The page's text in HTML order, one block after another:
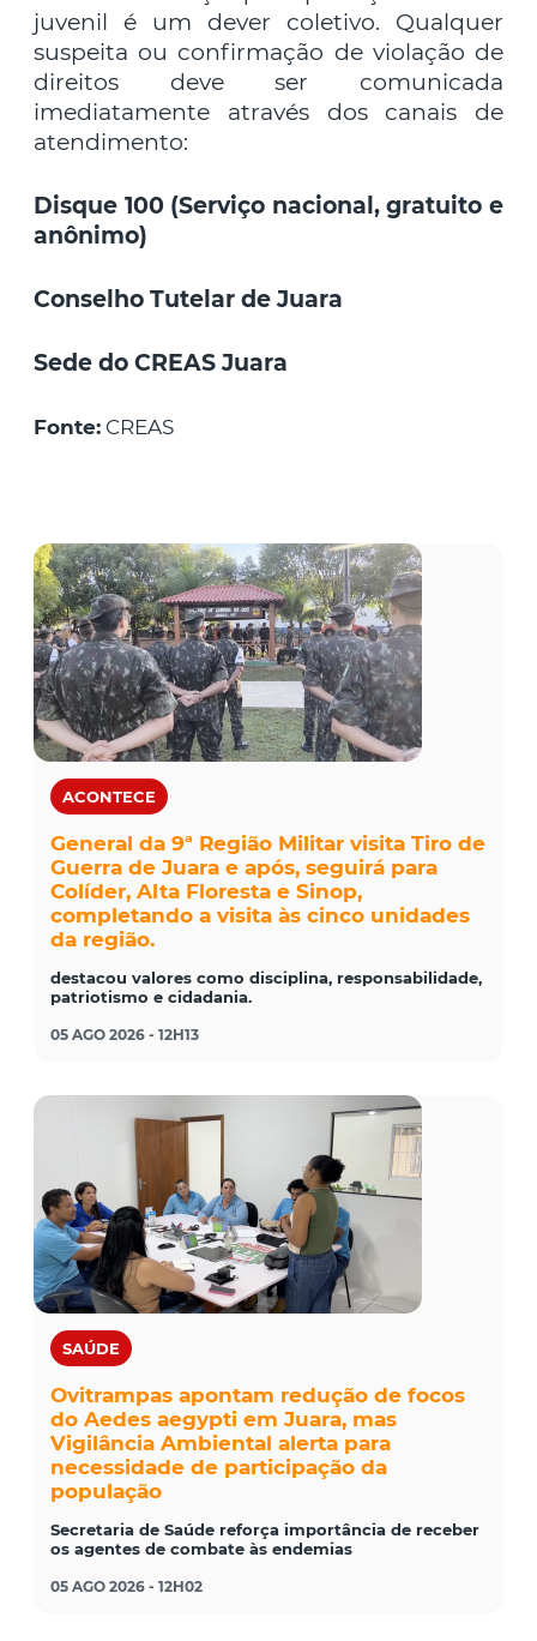
juvenil é um dever coletivo. Qualquer
suspeita ou confirmação de violação de
direitos deve ser comunicada
imediatamente através dos canais de
atendimento:
Disque 100 (Serviço nacional, gratuito e
anônimo)
Conselho Tutelar de Juara
Sede do CREAS Juara
Fonte: CREAS
ACONTECE
General da 9ª Região Militar visita Tiro de
Guerra de Juara e após, seguirá para
Colíder, Alta Floresta e Sinop,
completando a visita às cinco unidades
da região.
destacou valores como disciplina, responsabilidade,
patriotismo e cidadania.
05 AGO 2026 - 12H13
SAÚDE
Ovitrampas apontam redução de focos
do Aedes aegypti em Juara, mas
Vigilância Ambiental alerta para
necessidade de participação da
população
Secretaria de Saúde reforça importância de receber
os agentes de combate às endemias
05 AGO 2026 - 12H02